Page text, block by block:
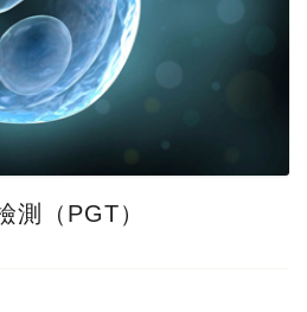
測（PGT）